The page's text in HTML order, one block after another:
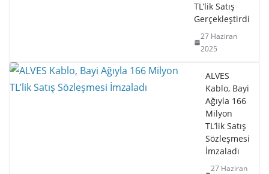
TL’lik Satış
Gerçekleştirdi
27 Haziran
2025
ALVES
Kablo, Bayi
Ağıyla 166
Milyon
TL’lik Satış
Sözleşmesi
İmzaladı
27 Haziran